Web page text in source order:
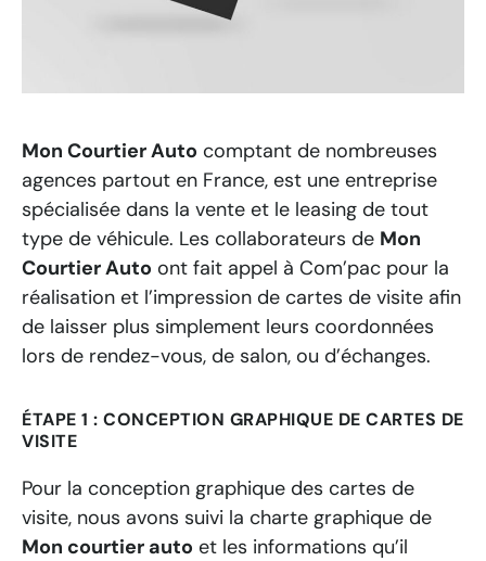
Mon Courtier Auto comptant de nombreuses
agences partout en France, est une entreprise
spécialisée dans la vente et le leasing de tout
type de véhicule. Les collaborateurs de Mon
Courtier Auto ont fait appel à Com’pac pour la
réalisation et l’impression de cartes de visite afin
de laisser plus simplement leurs coordonnées
lors de rendez-vous, de salon, ou d’échanges.
ÉTAPE 1 : CONCEPTION GRAPHIQUE DE CARTES DE
VISITE
Pour la conception graphique des cartes de
visite, nous avons suivi la charte graphique de
Mon courtier auto et les informations qu’il